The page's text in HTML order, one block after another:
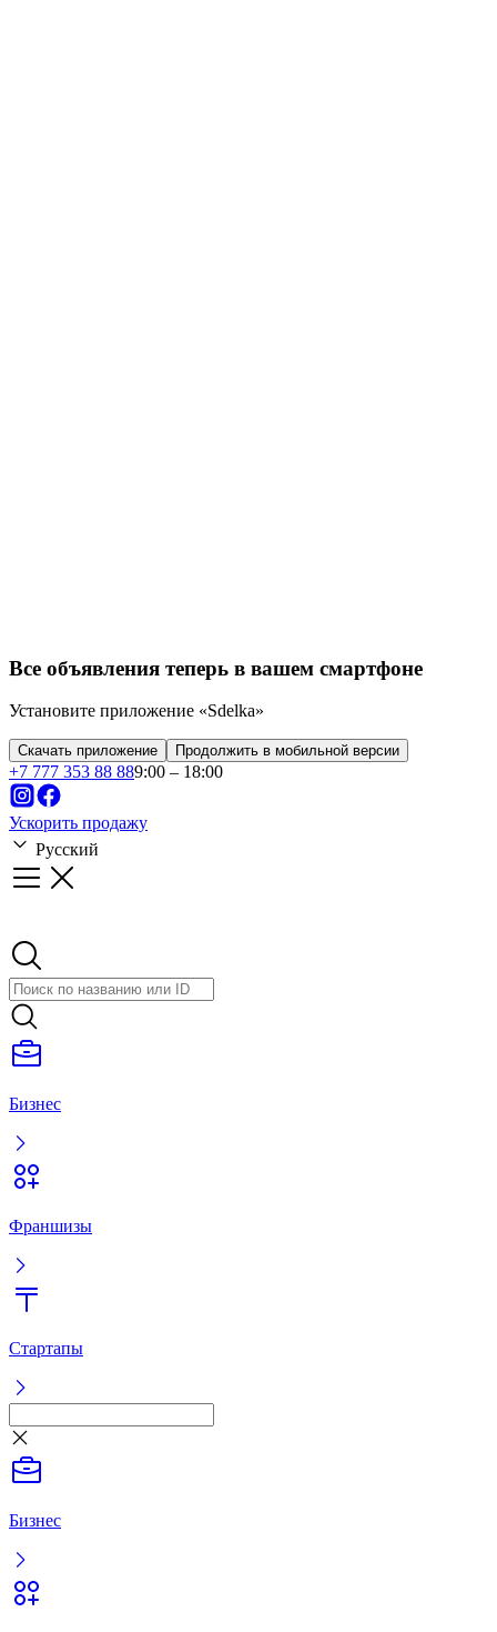
Все объявления теперь в вашем смартфоне
Установите приложение «Sdelka»
Скачать приложение Продолжить в мобильной версии
+7 777 353 88 889:00 – 18:00
Ускорить продажу
Русский
Бизнес
Франшизы
Стартапы
Бизнес